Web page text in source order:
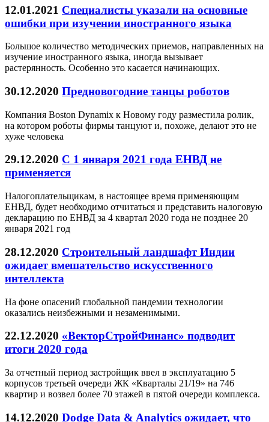
12.01.2021 Специалисты указали на основные
ошибки при изучении иностранного языка
Большое количество методических приемов, направленных на
изучение иностранного языка, иногда вызывает
растерянность. Особенно это касается начинающих.
30.12.2020 Предновогодние танцы роботов
Компания Boston Dynamix к Новому году разместила ролик,
на котором роботы фирмы танцуют и, похоже, делают это не
хуже человека
29.12.2020 C 1 января 2021 года ЕНВД не
применяется
Налогоплательщикам, в настоящее время применяющим
ЕНВД, будет необходимо отчитаться и представить налоговую
декларацию по ЕНВД за 4 квартал 2020 года не позднее 20
января 2021 год
28.12.2020 Строительный ландшафт Индии
ожидает вмешательство искусственного
интеллекта
На фоне опасений глобальной пандемии технологии
оказались неизбежными и незаменимыми.
22.12.2020 «ВекторСтройФинанс» подводит
итоги 2020 года
За отчетный период застройщик ввел в эксплуатацию 5
корпусов третьей очереди ЖК «Кварталы 21/19» на 746
квартир и возвел более 70 этажей в пятой очереди комплекса.
14.12.2020 Dodge Data & Analytics ожидает, что